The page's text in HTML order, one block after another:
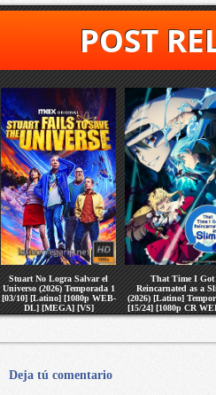
POST
Stuart No Logra Salvar el
Universo (2026) Temporada 1
[03/10] [Latino] [1080p WEB-
DL] [MEGA] [VS]
That Time I Got
Reincarnated as a
(2026) [Latino]
[15/24] [1080p CR
[MEGA] [VS]
Deja tú comentario